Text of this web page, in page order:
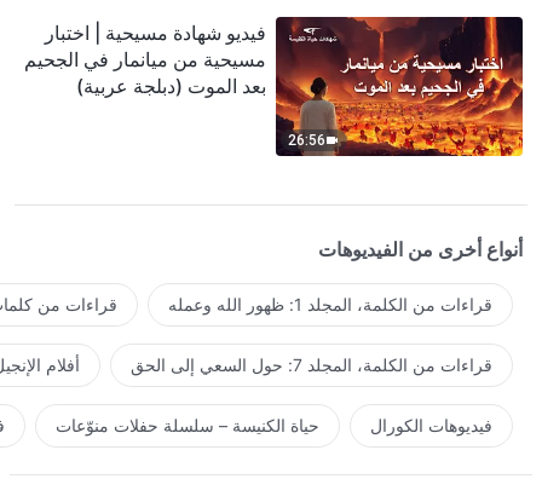
26:56
فيديو شهادة مسيحية | اختبار
مسيحية من ميانمار في الجحيم
بعد الموت (دبلجة عربية)
أنواع أخرى من الفيديوهات
قراءات من الكلمة، المجلد 1: ظهور الله وعمله قراءات من
قراءات من الكلمة، المجلد 7: حول السعي إلى الحق أفلام
فيديوهات الكورال حياة الكنيسة – سلسلة حفلات منوّعات